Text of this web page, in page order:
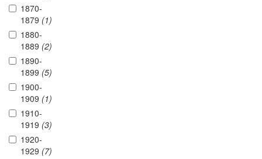
1870-
1879 (1)
1880-
1889 (2)
1890-
1899 (5)
1900-
1909 (1)
1910-
1919 (3)
1920-
1929 (7)